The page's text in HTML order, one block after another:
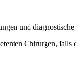
und
Chirurgen,